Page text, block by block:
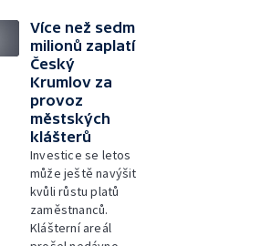
Více než sedm
milionů zaplatí
Český
Krumlov za
provoz
městských
klášterů
Investice se letos
může ještě navýšit
kvůli růstu platů
zaměstnanců.
Klášterní areál